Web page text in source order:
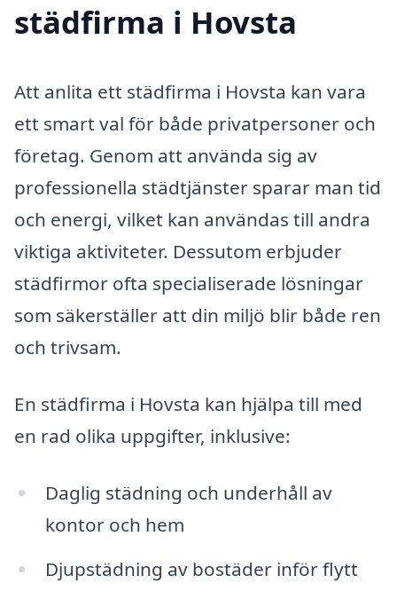
städfirma i Hovsta
Att anlita ett städfirma i Hovsta kan vara
ett smart val för både privatpersoner och
företag. Genom att använda sig av
professionella städtjänster sparar man tid
och energi, vilket kan användas till andra
viktiga aktiviteter. Dessutom erbjuder
städfirmor ofta specialiserade lösningar
som säkerställer att din miljö blir både ren
och trivsam.
En städfirma i Hovsta kan hjälpa till med
en rad olika uppgifter, inklusive:
Daglig städning och underhåll av
kontor och hem
Djupstädning av bostäder inför flytt